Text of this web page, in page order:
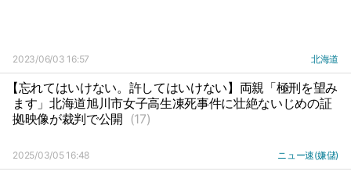
2023/06/03 16:57 北海道
【忘れてはいけない。許してはいけない】両親「極刑を望み
ます」北海道旭川市女子高生凍死事件に壮絶ないじめの証
拠映像が裁判で公開 (17)
2025/03/05 16:48 ニュー速(嫌儲)